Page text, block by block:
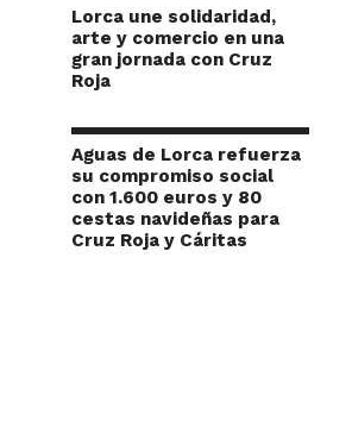
Lorca une solidaridad,
arte y comercio en una
gran jornada con Cruz
Roja
Aguas de Lorca refuerza
su compromiso social
con 1.600 euros y 80
cestas navideñas para
Cruz Roja y Cáritas